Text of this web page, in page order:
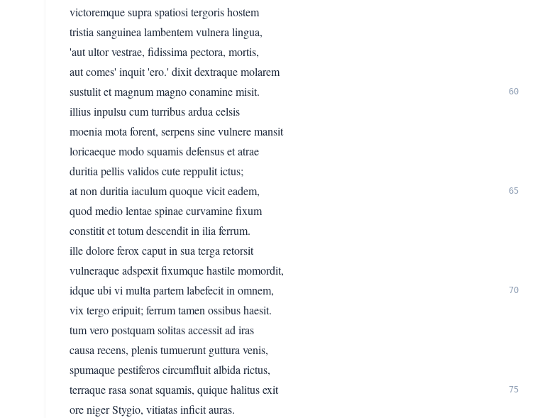
victoremque supra spatiosi tergoris hostem
tristia sanguinea lambentem vulnera lingua,
'aut ultor vestrae, fidissima pectora, mortis,
aut comes' inquit 'ero.' dixit dextraque molarem
sustulit et magnum magno conamine misit.
60
illius inpulsu cum turribus ardua celsis
moenia mota forent, serpens sine vulnere mansit
loricaeque modo squamis defensus et atrae
duritia pellis validos cute reppulit ictus;
at non duritia iaculum quoque vicit eadem,
65
quod medio lentae spinae curvamine fixum
constitit et totum descendit in ilia ferrum.
ille dolore ferox caput in sua terga retorsit
vulneraque adspexit fixumque hastile momordit,
idque ubi vi multa partem labefecit in omnem,
70
vix tergo eripuit; ferrum tamen ossibus haesit.
tum vero postquam solitas accessit ad iras
causa recens, plenis tumuerunt guttura venis,
spumaque pestiferos circumfluit albida rictus,
terraque rasa sonat squamis, quique halitus exit
75
ore niger Stygio, vitiatas inficit auras.